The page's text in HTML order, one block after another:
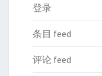
登录
条目 feed
评论 feed